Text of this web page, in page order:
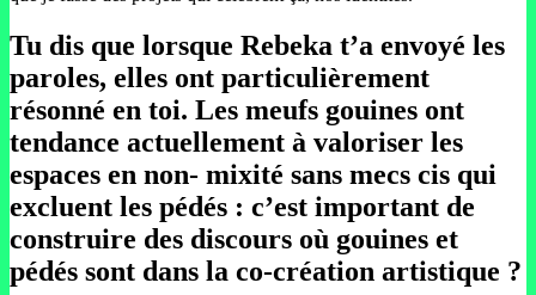
Tu dis que lorsque Rebeka t’a envoyé les
paroles, elles ont particulièrement
résonné en toi. Les meufs gouines ont
tendance actuellement à valoriser les
espaces en non- mixité sans mecs cis qui
excluent les pédés : c’est important de
construire des discours où gouines et
pédés sont dans la co-création artistique ?